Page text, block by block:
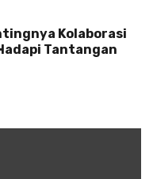
Kolaborasi
Tantangan